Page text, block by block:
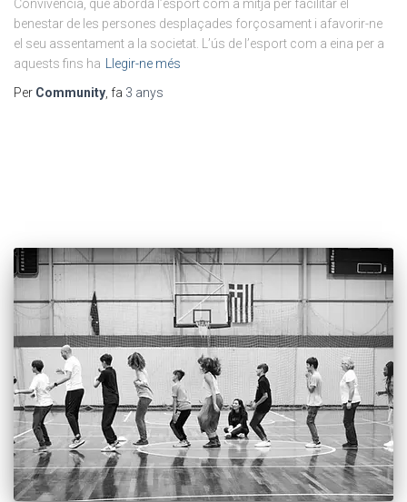
Convivència, que aborda l’esport com a mitjà per facilitar el
benestar de les persones desplaçades forçosament i afavorir-ne
el seu assentament a la societat. L’ús de l’esport com a eina per a
aquests fins ha
Llegir-ne més
Per Community , fa 3 anys